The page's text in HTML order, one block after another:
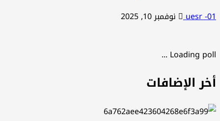
uesr -01 نوفمبر 10, 2025
Loading poll ...
أخر الإضافات